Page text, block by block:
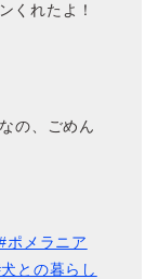
くれたよ！
の、ごめん
ポメラニア
との暮らし